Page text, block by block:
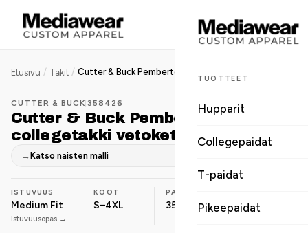
TUOTTEET
Hupparit
Collegepaidat
T-paidat
Pikeepaidat
Etusivu / Takit /
CUTTER & BUCK |358426
Cutter & Buck Pemberton miesten
collegetakki vetoketjullinen
→ Katso naisten malli
ISTUVUUS
Medium Fit
Istuvuusopas →
KOOT
S–4XL
PAINO
350 g/m² Polyesteri